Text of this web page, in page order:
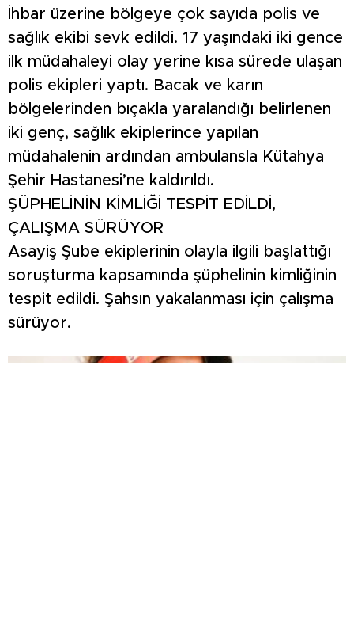
İhbar üzerine bölgeye çok sayıda polis ve
sağlık ekibi sevk edildi. 17 yaşındaki iki gence
ilk müdahaleyi olay yerine kısa sürede ulaşan
polis ekipleri yaptı. Bacak ve karın
bölgelerinden bıçakla yaralandığı belirlenen
iki genç, sağlık ekiplerince yapılan
müdahalenin ardından ambulansla Kütahya
Şehir Hastanesi’ne kaldırıldı.
ŞÜPHELİNİN KİMLİĞİ TESPİT EDİLDİ,
ÇALIŞMA SÜRÜYOR
Asayiş Şube ekiplerinin olayla ilgili başlattığı
soruşturma kapsamında şüphelinin kimliğinin
tespit edildi. Şahsın yakalanması için çalışma
sürüyor.